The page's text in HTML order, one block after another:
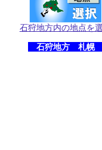
石狩地方内の地点を
石狩地方 札幌